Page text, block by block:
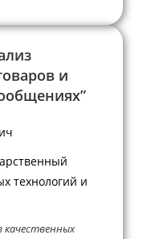
и
технологий и